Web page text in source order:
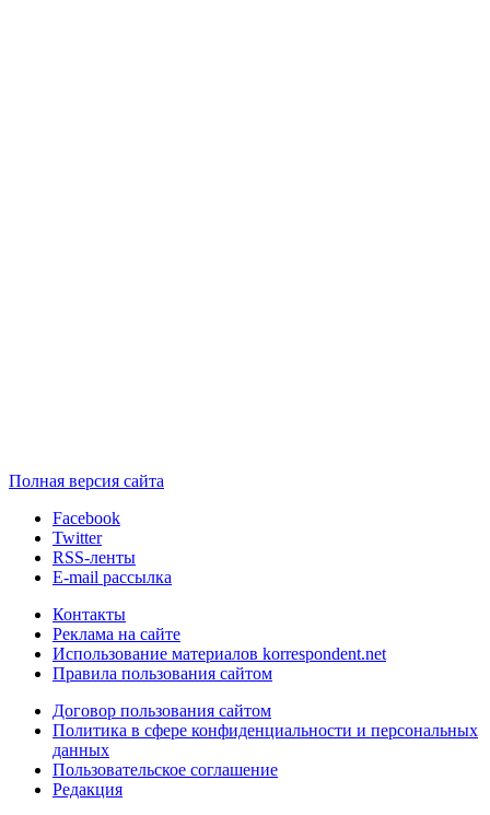
Полная версия сайта
Facebook
Twitter
RSS-ленты
E-mail рассылка
Контакты
Реклама на сайте
Использование материалов korrespondent.net
Правила пользования сайтом
Договор пользования сайтом
Политика в сфере конфиденциальности и персональных
данных
Пользовательское соглашение
Редакция